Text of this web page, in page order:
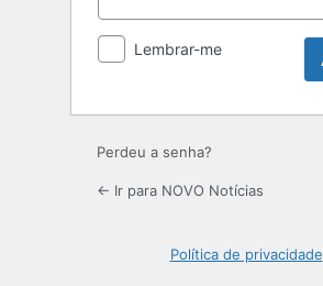
Lembrar-me
Perdeu a senha?
← Ir para NOVO Notícias
Política de privacidade